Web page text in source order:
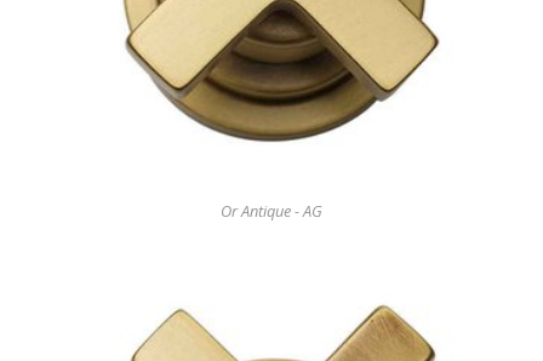
Or Antique - AG